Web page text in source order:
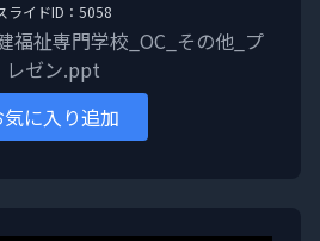
ライドID：5058
福祉専門学校_OC_その他_プ
レゼン.ppt
気に入り追加